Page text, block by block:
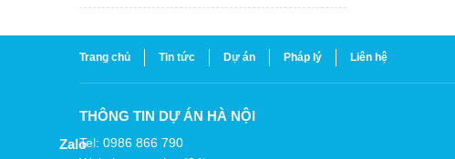
Trang chủ Tin tức Dự án Pháp lý Liên hệ
THÔNG TIN DỰ ÁN HÀ NỘI
Tel: 0986 866 790
Zalo